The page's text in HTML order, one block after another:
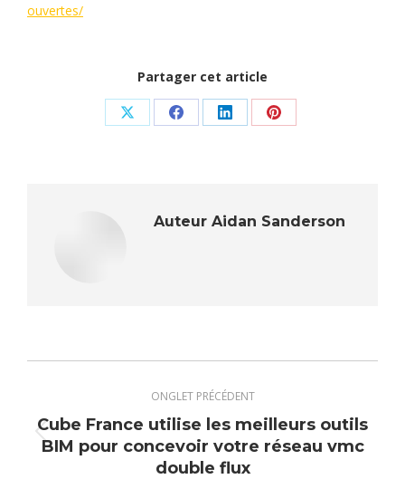
ouvertes/
Partager cet article
Share Share Share Share
Auteur Aidan Sanderson
commentaire
ONGLET PRÉCÉDENT
Onglet
précédent
Cube France utilise les meilleurs outils
BIM pour concevoir votre réseau vmc
double flux